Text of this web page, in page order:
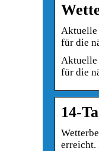
Aktuelle
für die
Aktuelle
für die
14-
erreicht.